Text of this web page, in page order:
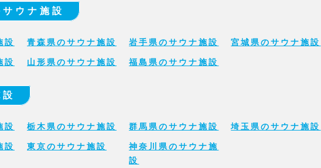
ウナ施設
設 青森県のサウナ施設 岩手県のサウナ施設 宮城県のサウナ施設
設 山形県のサウナ施設 福島県のサウナ施設
設 栃木県のサウナ施設 群馬県のサウナ施設 埼玉県のサウナ施設
設 東京のサウナ施設
神奈川県のサウナ施
設